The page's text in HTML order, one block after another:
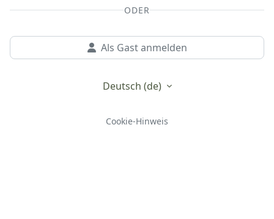
ODER
Als Gast anmelden
Deutsch ‎(de)‎
Cookie-Hinweis